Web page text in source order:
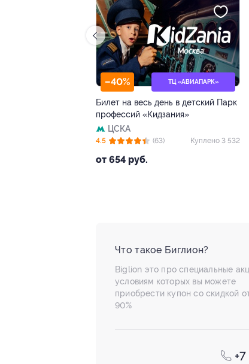
–64%
МРТ в «Европейском
диагностическом центре»
со скидкой
Павелецкая
Что такое Биглион?
Biglion это про специальные
условиям которых вы можете
приобрести купон со скидкой
90%